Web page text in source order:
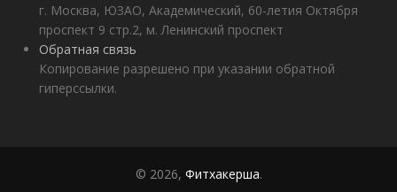
г. Москва, ЮЗАО, Академический, 60-летия Октября
проспект 9 стр.2, м. Ленинский проспект
Обратная связь
Копирование разрешено при указании обратной
гиперссылки.
© 2026, Фитхакерша.